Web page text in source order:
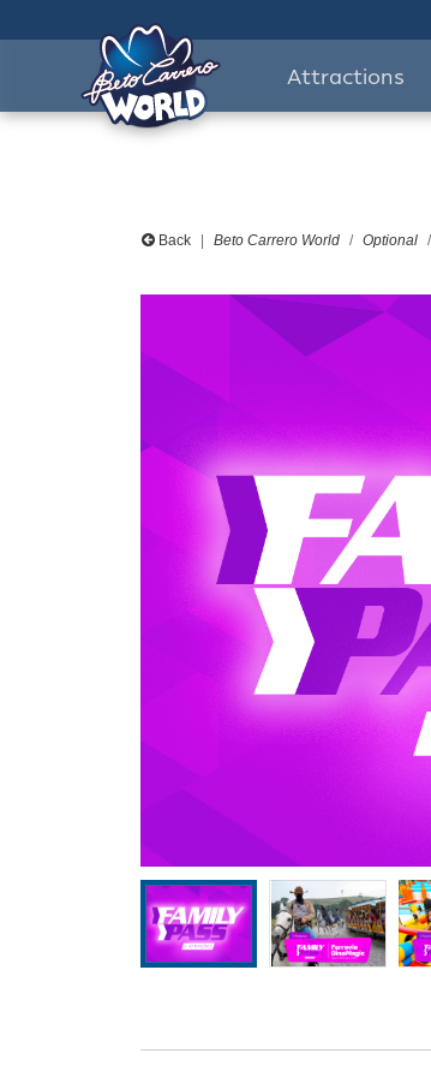
Attractions
Back Beto Carrero World Optional